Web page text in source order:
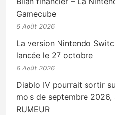
Gamecube
6 Août 2026
La version Nintendo
lancée le 27 octobre
6 Août 2026
Diablo IV pourrait sortir
mois de septembre 2026,
RUMEUR